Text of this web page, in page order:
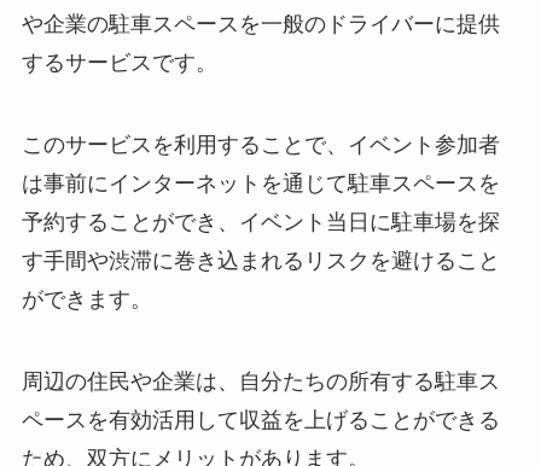
や企業の駐車スペースを一般のドライバーに提供
するサービスです。
このサービスを利用することで、イベント参加者
は事前にインターネットを通じて駐車スペースを
予約することができ、イベント当日に駐車場を探
す手間や渋滞に巻き込まれるリスクを避けること
ができます。
周辺の住民や企業は、自分たちの所有する駐車ス
ペースを有効活用して収益を上げることができる
ため、双方にメリットがあります。